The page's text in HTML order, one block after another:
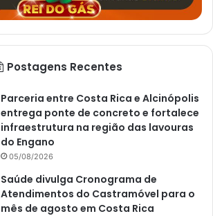
Postagens Recentes
Parceria entre Costa Rica e Alcinópolis
entrega ponte de concreto e fortalece
infraestrutura na região das lavouras
do Engano
05/08/2026
Saúde divulga Cronograma de
Atendimentos do Castramóvel para o
mês de agosto em Costa Rica